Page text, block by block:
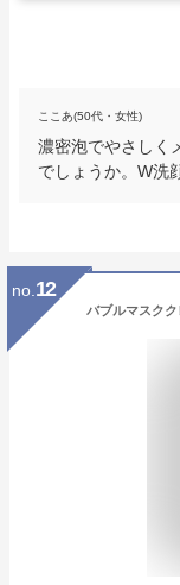
ここあ(50代・女性)
濃密泡でやさしく
でしょうか。W洗
no. 12